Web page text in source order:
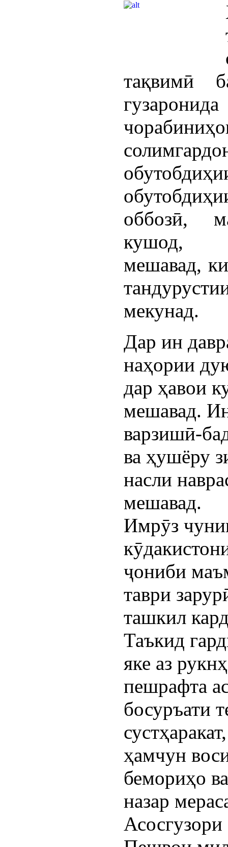
тақвимӣ
оббозӣ,
кушод,
мешавад,
мекунад.
Дар ин
наҳории
дар ҳавои
мешавад.
варзишӣ-
ва ҳушёру
насли
мешавад.
Имрӯз
ҷониби
таври
ташкил
Таъкид
яке аз
пешрафта
босуръати
ҳамчун
бемориҳо
назар